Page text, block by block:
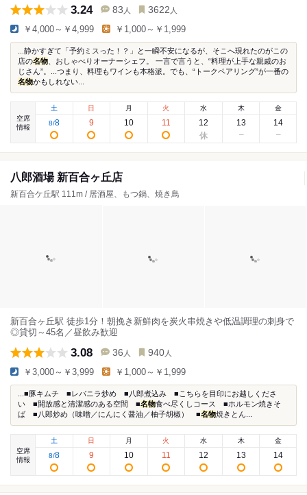
3.24 83 人 3622 人
￥4,000～￥4,999 ￥1,000～￥1,999
...静かすぎて「予約ミスった！？」と一瞬不安になるが、そこへ現れたのがこの
店の名物 、おしゃべりオーナーシェフ。 一言で言うと、“料理が上手な親戚のお
じさん”。...つまり、料理もワインも本格派。でも、“トークペアリング”が一番の
名物かもしれない...
空席
情報
土
8/8
日
9
月
10
火
11
水
12
木
13
金
14
八郎酒場 新百合ヶ丘店
新百合ケ丘駅 111m / 居酒屋、もつ鍋、焼き鳥
新百合ヶ丘駅 徒歩1分！朝挽き新鮮肉を炭火串焼きや低温調理の刺身で
◎貸切～45名／昼飲み歓迎
3.08 36 人 940 人
￥3,000～￥3,999 ￥1,000～￥1,999
...■豚キムチ ■レバニラ炒め ■八郎煮込み ■こちらを目印にお越しくださ
い ■開放感と清潔感のある空間 ■名物食べ尽くしコース ■ホルモン焼きそ
ば ■八郎炒め（味噌／にんにく醤油／柚子胡椒） ■名物焼きとん...
空席
情報
土
8/8
日
9
月
10
火
11
水
12
木
13
金
14